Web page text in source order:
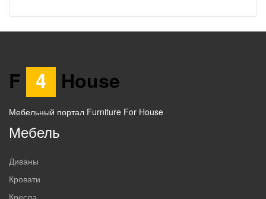
F 4 House
Мебельный портал Furniture For House
Мебель
Диваны
Кровати